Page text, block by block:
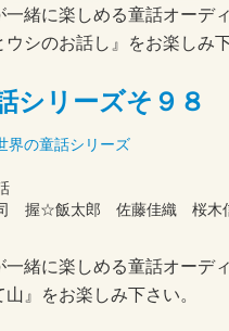
緒に楽しめる童話オーデ
シのお話し』をお楽しみ下
リーズそ９８
界の童話シリーズ
司 握☆飯太郎 佐藤佳織 桜
緒に楽しめる童話オーデ
』をお楽しみ下さい。